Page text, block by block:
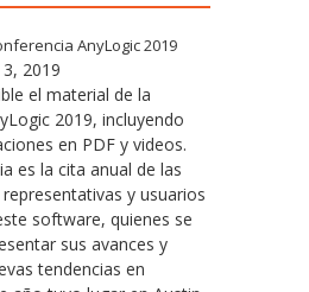
AnyLogic 2019
3, 2019
el material de la
2019, incluyendo
en PDF y videos.
es la cita anual de las
y usuarios
software, quienes se
sus avances y
tendencias en